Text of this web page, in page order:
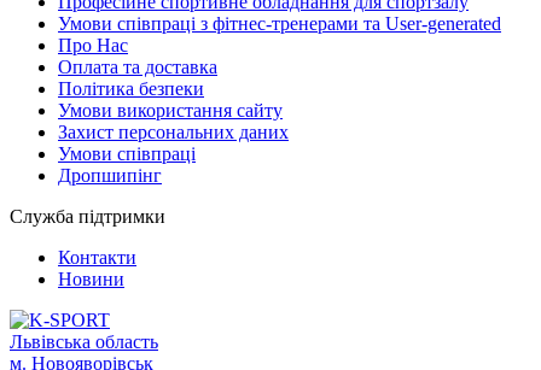
Умови співпраці з фітнес-тренерами та User-generated
Про Нас
Оплата та доставка
Політика безпеки
Умови використання сайту
Захист персональних даних
Умови співпраці
Дропшипінг
Служба підтримки
Контакти
Новини
Львівська область
м. Новояворівськ